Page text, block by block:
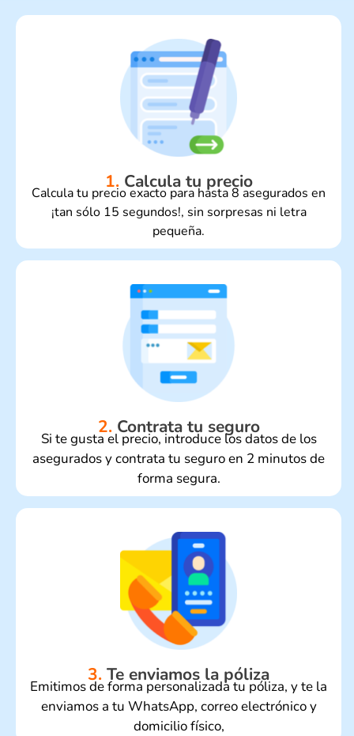
1.Calcula tu precio
Calcula tu precio exacto para hasta 8 asegurados en
¡tan sólo 15 segundos!, sin sorpresas ni letra
pequeña.
2.Contrata tu seguro
Si te gusta el precio, introduce los datos de los
asegurados y contrata tu seguro en 2 minutos de
forma segura.
3. Te enviamos la póliza
Emitimos de forma personalizada tu póliza, y te la
enviamos a tu WhatsApp, correo electrónico y
domicilio físico,